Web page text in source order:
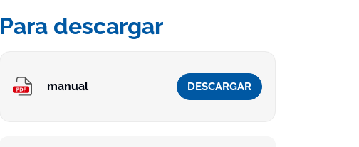
Para descargar
manual DESCARGAR